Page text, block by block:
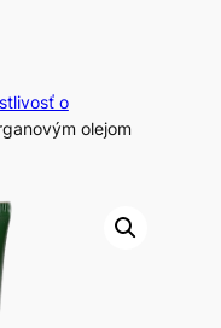
o
olejom